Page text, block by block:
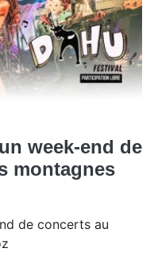
week-end de
montagnes
de concerts au